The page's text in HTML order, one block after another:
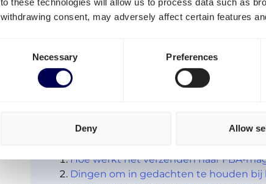
withdrawing consent, may adversely affect certain features
Necessary Preferences
Deny Allow
Begin nu met verzenden via ons online portaal.
WaytoPlay
maken al gebruik van onze
Ga van start
Inhoud
Hoe werkt het verzenden naar FBA-
Dingen om in gedachten te houden bij